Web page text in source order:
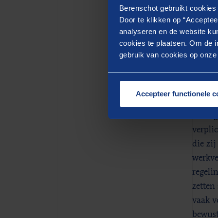
Berenschot gebruikt
Door te klikken op
analyseren en de website
cookies te plaatsen. Om de
gebruik van cookies op
Accepteer functionele
te zijn
jaar
die zij
zetten
vaak